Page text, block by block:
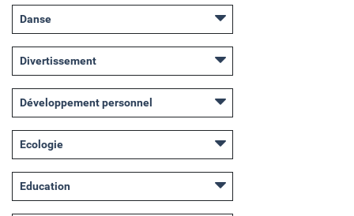
Danse
Divertissement
Développement personnel
Ecologie
Education